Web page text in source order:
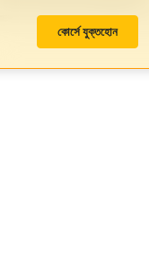
কোর্সে যুক্তহোন